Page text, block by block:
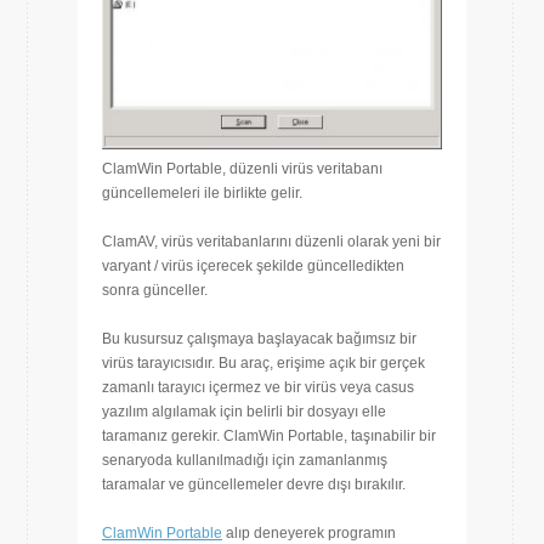
ClamWin Portable, düzenli virüs veritabanı
güncellemeleri ile birlikte gelir.
ClamAV, virüs veritabanlarını düzenli olarak yeni bir
varyant / virüs içerecek şekilde güncelledikten
sonra günceller.
Bu kusursuz çalışmaya başlayacak bağımsız bir
virüs tarayıcısıdır. Bu araç, erişime açık bir gerçek
zamanlı tarayıcı içermez ve bir virüs veya casus
yazılım algılamak için belirli bir dosyayı elle
taramanız gerekir. ClamWin Portable, taşınabilir bir
senaryoda kullanılmadığı için zamanlanmış
taramalar ve güncellemeler devre dışı bırakılır.
ClamWin Portable alıp deneyerek programın